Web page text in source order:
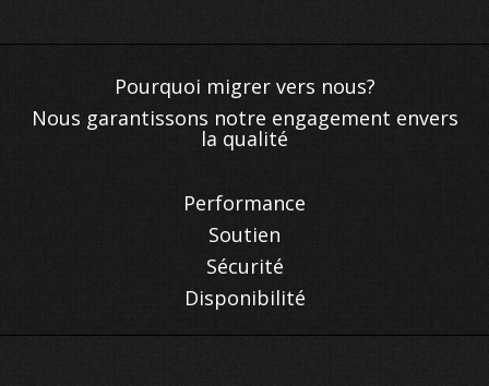
Nous garantissons notre engagement envers
la qualité
Performance
Soutien
Sécurité
Disponibilité